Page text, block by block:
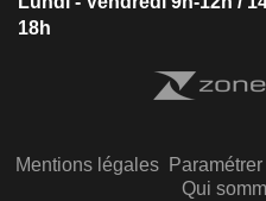
18h
Mentions légales
Qui